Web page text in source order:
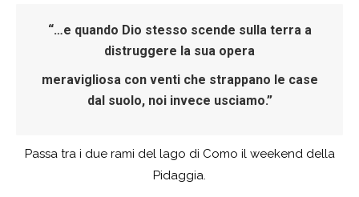
“…e quando Dio stesso scende sulla terra a
distruggere la sua opera
meravigliosa con venti che strappano le case
dal suolo, noi invece usciamo.”
Passa tra i due rami del lago di Como il weekend della
Pidaggia.